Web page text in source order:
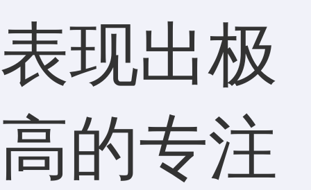
表现出极
高的专注